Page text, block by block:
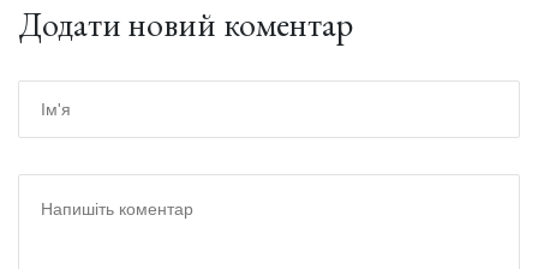
Додати новий коментар